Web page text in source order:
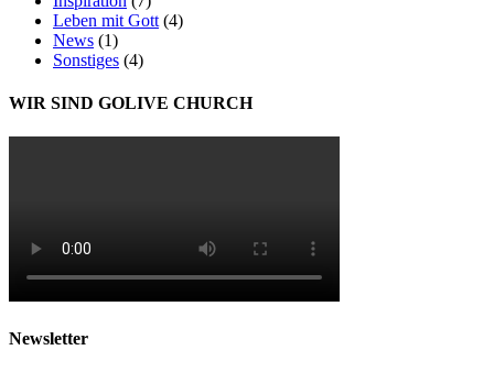
Leben mit Gott (4)
News (1)
Sonstiges (4)
WIR SIND GOLIVE CHURCH
Newsletter